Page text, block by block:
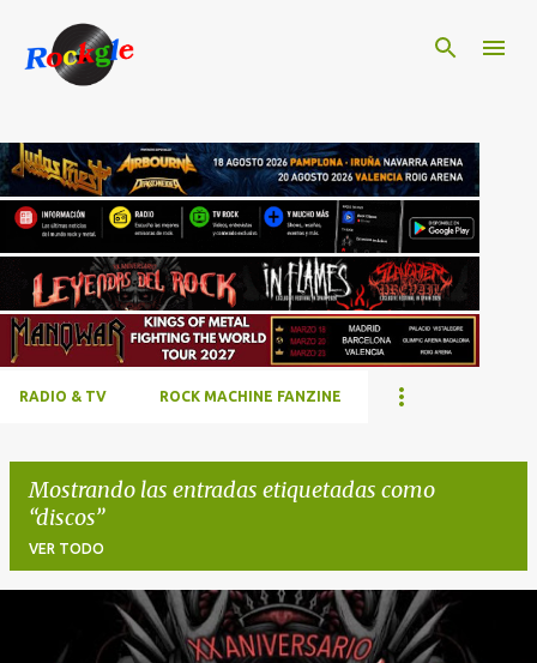
RADIO & TV ROCK MACHINE FANZINE
Mostrando las entradas etiquetadas como
discos
VER TODO